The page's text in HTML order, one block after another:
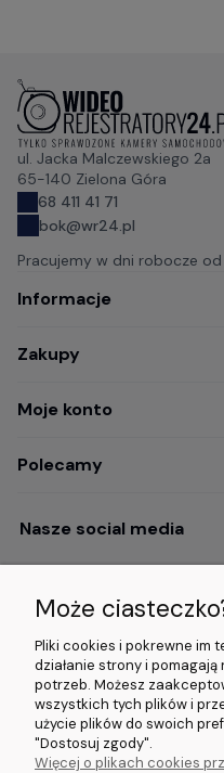
ul. Jacka Malczewskiego 2a
65-140 Zielona Góra
68 411 41 71
bok@wr24.pl
Pracujemy w dni robocze od
Informacje
Zakupy
Moje konto
Polecamy
Nasze social media
Opinie i wyróżnienia
5.0/5.0 (5000+
opinii)
Może
Pliki cookies i pokrewne im
działanie strony i
potrzeb. Możesz
wszystkich tych plików i
użycie plików do swoich
"Dostosuj zgody".
Więcej o plikach cookies